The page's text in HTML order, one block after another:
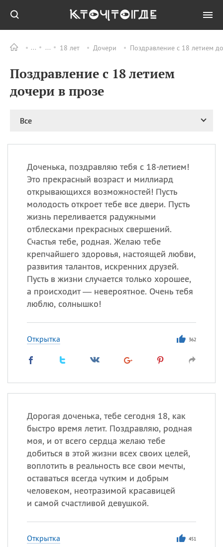
18 лет Дочери Поздравление с 18 летием
Поздравление с 18 летием
дочери в прозе
Все
Доченька, поздравляю тебя с 18-летием!
Это прекрасный возраст и миллиард
открывающихся возможностей! Пусть
молодость откроет тебе все двери. Пусть
жизнь переливается радужными
отблесками прекрасных свершений.
Счастья тебе, родная. Желаю тебе
крепчайшего здоровья, настоящей любви,
развития талантов, искренних друзей.
Пусть в жизни случается только хорошее,
а происходит — невероятное. Очень тебя
люблю, солнышко!
Открытка 362
Дорогая доченька, тебе сегодня 18, как
быстро время летит. Поздравляю, родная
моя, и от всего сердца желаю тебе
добиться в этой жизни всех своих целей,
воплотить в реальность все свои мечты,
оставаться всегда чутким и добрым
человеком, неотразимой красавицей
и самой счастливой девушкой.
Открытка 451
ПРАЗДНИКИ Все
06.08
Преображение
Господне у западных
Романа и Давида
День ассирийских
мучеников
07.08
Национальный день
маяка
Годовщина битвы при
Бояка
ИМЕНА
Все
Сегодня празднуют именины